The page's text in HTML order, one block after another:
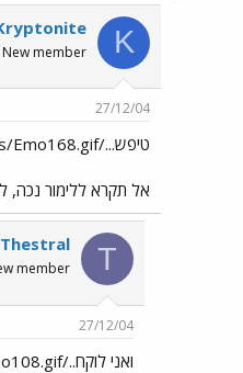
K
New member
27/12/04
טיפש.../images/Emo168.gif
אל תקרא ללימור נכה,
T
Thestral
member
27/12/04
ואני לוקח../images/Emo108.gif